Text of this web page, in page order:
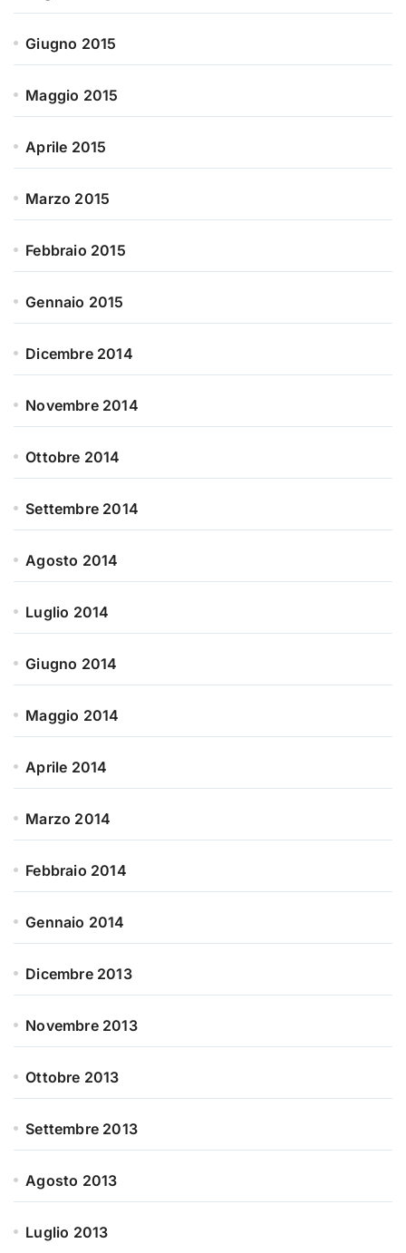
Giugno 2015
Maggio 2015
Aprile 2015
Marzo 2015
Febbraio 2015
Gennaio 2015
Dicembre 2014
Novembre 2014
Ottobre 2014
Settembre 2014
Agosto 2014
Luglio 2014
Giugno 2014
Maggio 2014
Aprile 2014
Marzo 2014
Febbraio 2014
Gennaio 2014
Dicembre 2013
Novembre 2013
Ottobre 2013
Settembre 2013
Agosto 2013
Luglio 2013